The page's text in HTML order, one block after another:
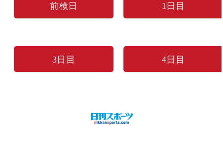
前検日 1日目
3日目 4日目